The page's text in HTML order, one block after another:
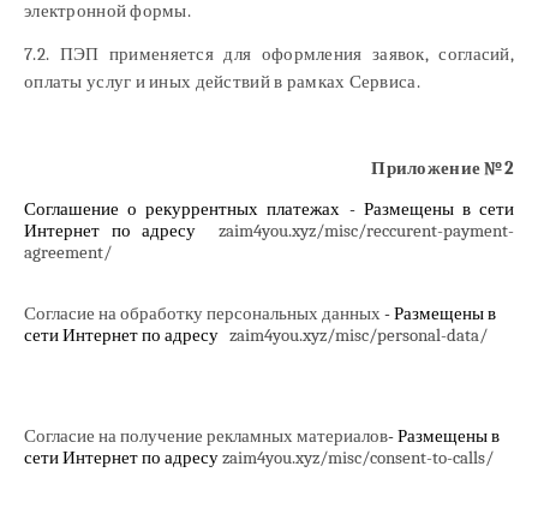
электронной формы.
7.2. ПЭП применяется для оформления заявок, согласий,
оплаты услуг и иных действий в рамках Сервиса.
Приложение №2
Соглашение о рекуррентных платежах - Размещены в сети
Интернет по адресу
zaim4you.xyz/misc/reccurent-payment-
agreement/
Согласие на обработку персональных данных - Размещены в
сети Интернет по адресу zaim4you.xyz/misc/personal-data/
Согласие на получение рекламных материалов- Размещены в
сети Интернет по адресуzaim4you.xyz/misc/consent-to-calls/